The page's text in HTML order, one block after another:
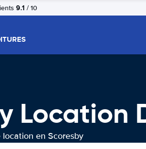
9.1 / 10
Location
en Scoresby